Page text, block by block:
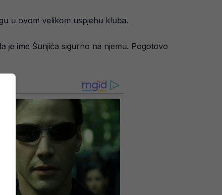
u ovom velikom uspjehu kluba.
je ime Šunjića sigurno na njemu. Pogotovo